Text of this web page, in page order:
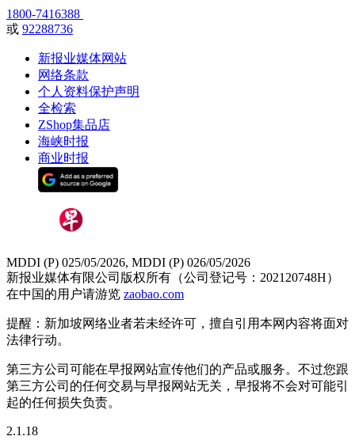
1800-7416388
或 92288736
新报业媒体网站
网络条款
个人资料保护声明
全检索
ZShop集品店
海峡时报
商业时报
MDDI (P) 025/05/2026, MDDI (P) 026/05/2026
新报业媒体有限公司版权所有（公司登记号：202120748H）
在中国的用户请游览 zaobao.com
提醒：新加坡网络业者若未经许可，擅自引用本网内容将面对
法律行动。
第三方公司可能在早报网站宣传他们的产品或服务。不过您跟
第三方公司的任何交易与早报网站无关，早报将不会对可能引
起的任何损失负责。
2.1.18